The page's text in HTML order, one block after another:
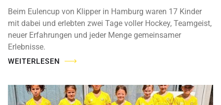
Beim Eulencup von Klipper in Hamburg waren 17 Kinder
mit dabei und erlebten zwei Tage voller Hockey, Teamgeist,
neuer Erfahrungen und jeder Menge gemeinsamer
Erlebnisse.
WEITERLESEN